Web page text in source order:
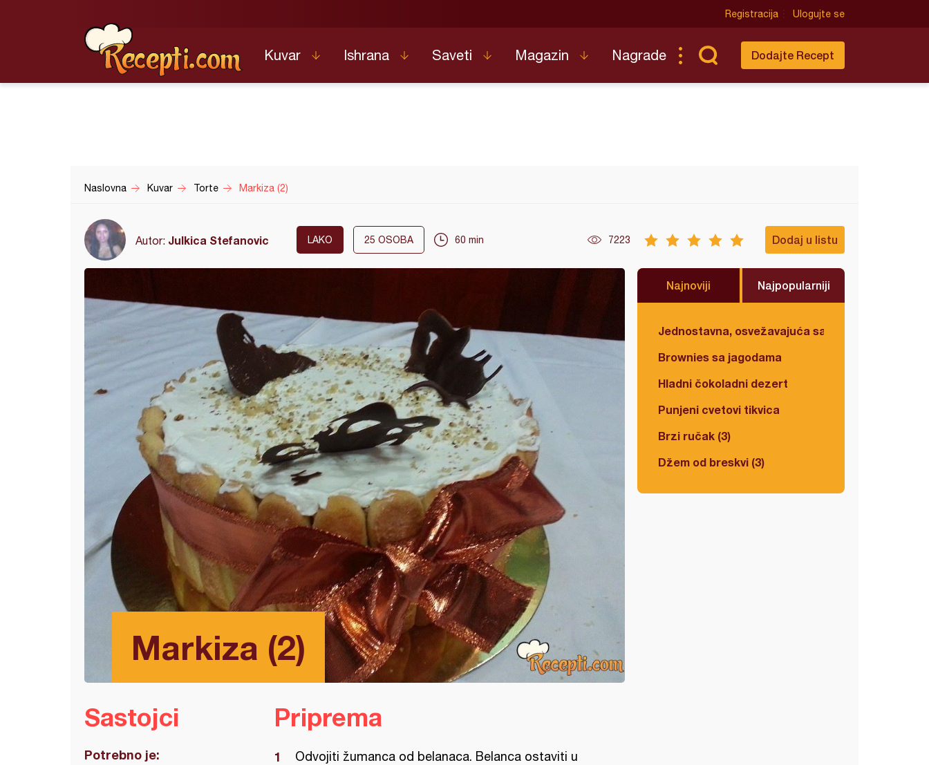
Registracija Ulogujte se
Kuvar Ishrana Saveti Magazin Nagrade Dodajte Recept
Naslovna Kuvar Torte Markiza (2)
Autor: Julkica Stefanovic LAKO 25 OSOBA 60 min 7223 Dodaj u listu
Markiza (2)
Najnoviji Najpopularniji
Jednostavna, osvežavajuća salata
Brownies sa jagodama
Hladni čokoladni dezert
Punjeni cvetovi tikvica
Brzi ručak (3)
Džem od breskvi (3)
Sastojci
Potrebno je:
Priprema
Odvojiti žumanca od belanaca. Belanca ostaviti u